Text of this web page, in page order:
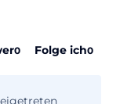
0 Folge ich0